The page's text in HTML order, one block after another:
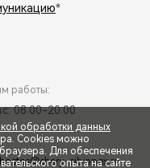
*
работы:
08:00-20:00
hostes@chery-sibinpex.ru
обработки данных
Cookies можно
Для обеспечения
опыта на сайте